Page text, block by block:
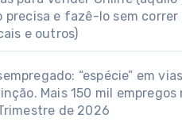
precisa e fazê-lo sem correr
e outros)
“espécie” em
Mais 150 mil empregos
de 2026